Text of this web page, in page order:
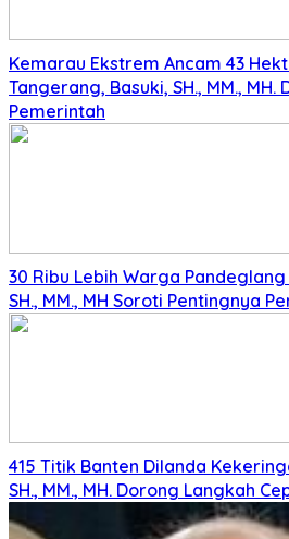
Kemarau Ekstrem Ancam 43
Tangerang, Basuki, SH., MM.,
Pemerintah
30 Ribu Lebih Warga Pandeglang
SH., MM., MH Soroti Pentingnya
415 Titik Banten Dilanda
SH., MM., MH. Dorong Langkah